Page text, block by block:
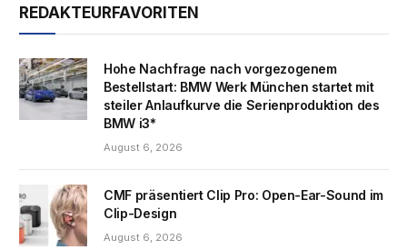
REDAKTEURFAVORITEN
Hohe Nachfrage nach vorgezogenem
Bestellstart: BMW Werk München startet mit
steiler Anlaufkurve die Serienproduktion des
BMW i3*
August 6, 2026
CMF präsentiert Clip Pro: Open-Ear-Sound im
Clip-Design
August 6, 2026